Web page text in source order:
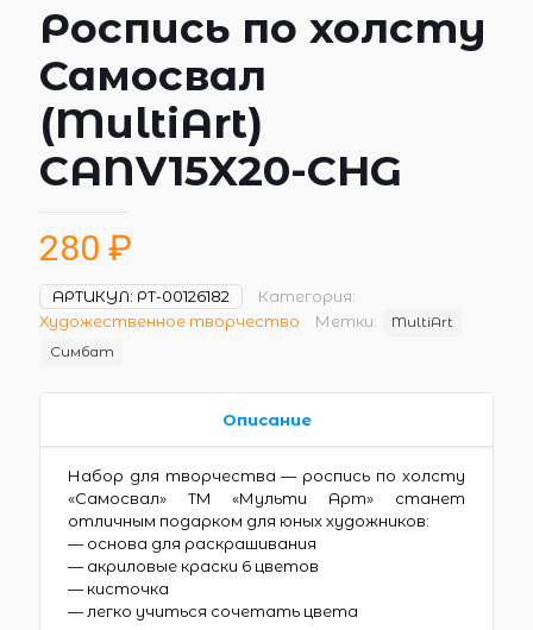
Роспись по холсту
Самосвал
(MultiArt)
CANV15X20-CHG
280 ₽
АРТИКУЛ: РТ-00126182
Категория:
Художественное творчество
Метки:
MultiArt
Симбат
Описание
Набор для творчества — роспись по холсту
«Самосвал» ТМ «Мульти Арт» станет
отличным подарком для юных художников:
— основа для раскрашивания
— акриловые краски 6 цветов
— кисточка
— легко учиться сочетать цвета